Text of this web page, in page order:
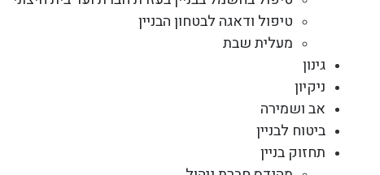
טיפול ודאגה לבטחון הבניין
מעלית שבת
גינון
ניקיון
אב ושמירה
ביטוח לבניין
תחזוק בניין